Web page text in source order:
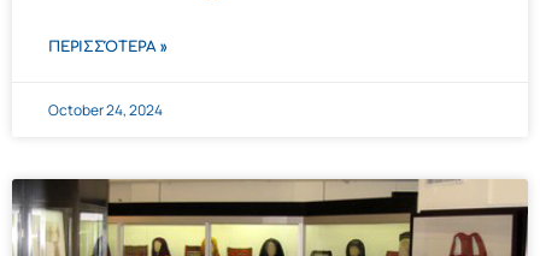
ΠΕΡΙΣΣΌΤΕΡΑ »
October 24, 2024